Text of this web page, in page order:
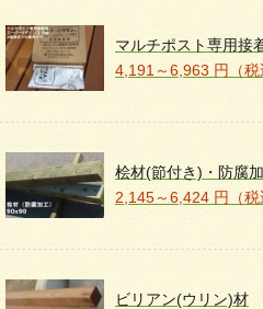
マルチポスト専用接
4,191～6,963 円（税
桧材(節付き)・防腐
2,145～6,424 円（税
ビリアン(ウリン)材